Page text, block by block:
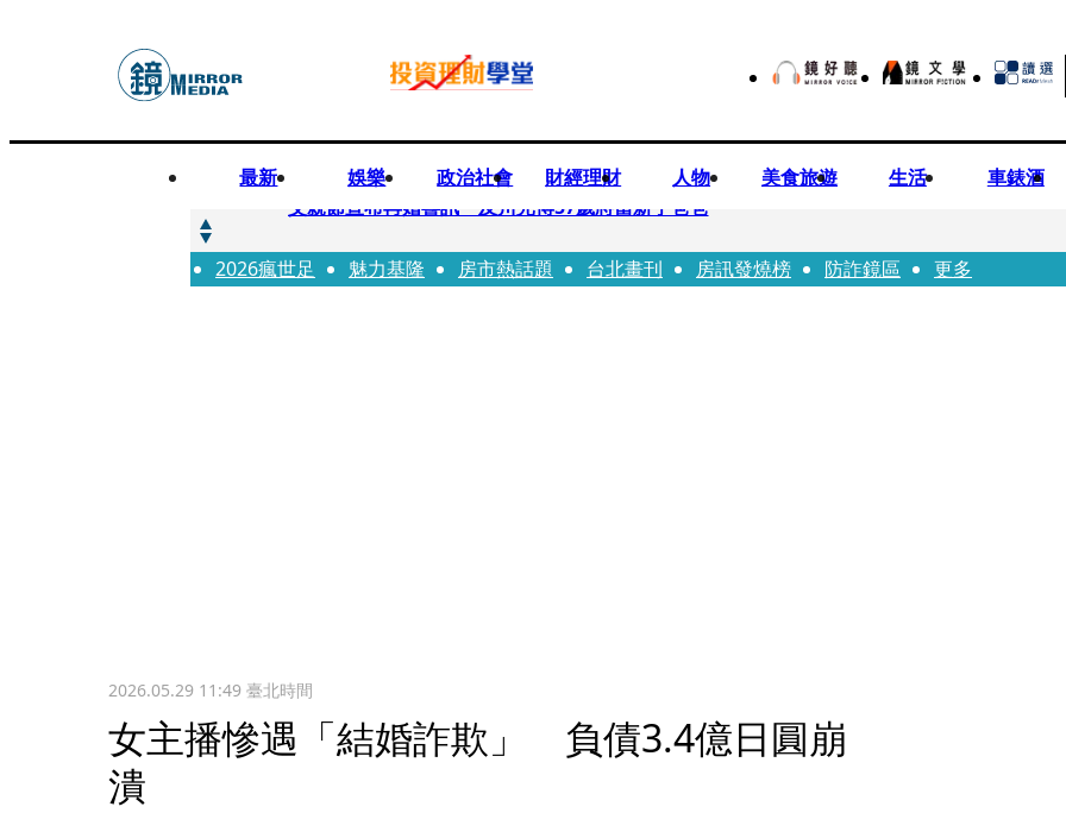
最新 娛樂 政治社會 財經理財 人物 美食旅遊 生活 車錶酒
快訊
父親節宣布再婚喜訊 及川光博57歲將當新手爸爸
快訊
改姓斷開阿湯哥！20歲舒莉首登台「1人分飾4角」 觀眾驚艷：錯怪星二代了
2026瘋世足 魅力基隆 房市熱話題 台北畫刊 房訊發燒榜 防詐鏡區 更多
2026.05.29 11:49臺北時間
女主播慘遇「結婚詐欺」 負債3.4億日圓崩
潰